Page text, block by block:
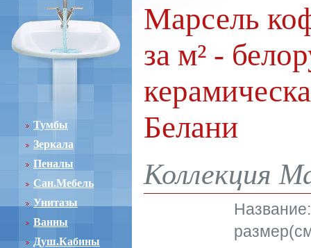
Тумбы
Зеркала
Пеналы
Сан.Мебель
Унитазы
Ванны
Душ.Кабины
Марсель
за м² -
Белани
Коллекция